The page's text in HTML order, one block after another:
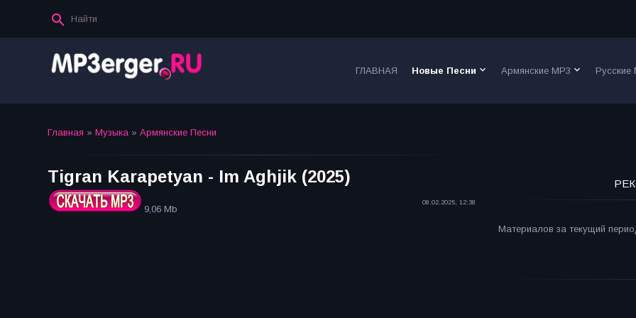
ГЛАВНАЯ Новые Песни keyboard_arrow_down Армянские MP3 keyboard_arrow_down Русские
Главная » Музыка » Армянские Песни
Tigran Karapetyan - Im Aghjik (2025)
9,06 Mb
08.02.2025, 12:38
Материалов за текущий